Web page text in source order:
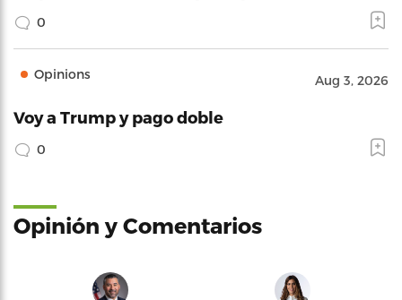
0
Opinions Aug 3, 2026
Voy a Trump y pago doble
0
Opinión y Comentarios